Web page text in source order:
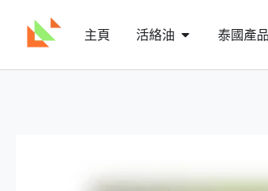
主頁 活絡油 泰國產品